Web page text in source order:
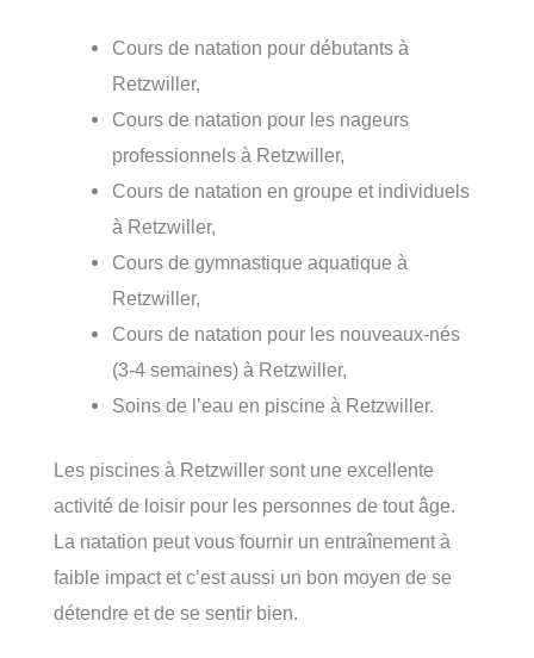
Cours de natation pour débutants à
Retzwiller,
Cours de natation pour les nageurs
professionnels à Retzwiller,
Cours de natation en groupe et individuels
à Retzwiller,
Cours de gymnastique aquatique à
Retzwiller,
Cours de natation pour les nouveaux-nés
(3-4 semaines) à Retzwiller,
Soins de l’eau en piscine à Retzwiller.
Les piscines à Retzwiller sont une excellente
activité de loisir pour les personnes de tout âge.
La natation peut vous fournir un entraînement à
faible impact et c’est aussi un bon moyen de se
détendre et de se sentir bien.